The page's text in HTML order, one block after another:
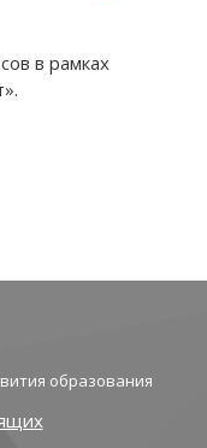
в рамках
образования